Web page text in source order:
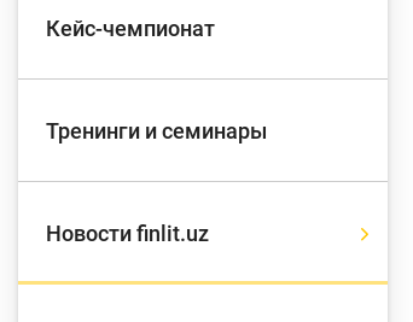
Кейс-чемпионат
Тренинги и семинары
Новости finlit.uz